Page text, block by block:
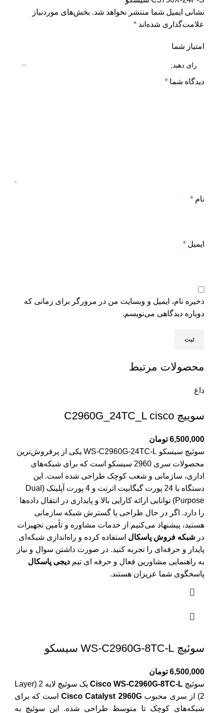
نشانی ایمیل شما منتشر نخواهد شد. بخش‌های موردنیاز
علامت‌گذاری شده‌اند *
امتیاز شما
دیدگاه شما *
نام *
ایمیل *
ذخیره نام، ایمیل و وبسایت من در مرورگر برای زمانی که
دوباره دیدگاهی می‌نویسم.
محصولات مرتبط
داغ
سوییچ C2960G_24TC_L cisco
6,500,000 تومان
سوئیچ سیسکو WS-C2960G-24TC-L یکی از پرفروش‌ترین
محصولات سری 2960 سیسکو است که برای شبکه‌های
اداری، سازمانی و شعب کوچک طراحی شده است. این
دستگاه با 24 پورت گیگابیت اترنت و 4 پورت آپلینک (Dual
Purpose) توانایی ارائه کارایی بالا و پایداری در انتقال داده‌ها
را دارد. اگر در حال طراحی یا گسترش شبکه سازمانی
هستید، پیشنهاد می‌کنیم از خدمات مشاوره و تأمین تجهیزات
در شبکه فروش پاسکال استفاده کرده و راه‌اندازی شبکه‌ای
پایدار و حرفه‌ای را تجربه کنید. در صورت داشتن سوال و نیاز
به راهنمایی مشاورین فعال و حرفه ای تیم دیجی پاسکال
پاسخگوی شما عزیزان هستند.
سوئیچ WS-C2960G-8TC-L سیسکو
6,500,000 تومان
سوئیچ Cisco WS-C2960G-8TC-L
یک سوئیچ لایه 2 (Layer
2) از سری محبوب
Cisco Catalyst 2960Gاست که برای
شبکه‌های کوچک تا متوسط طراحی شده. این سوئیچ به